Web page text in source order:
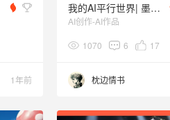
1年前
我的AI平行世界| 墨白IP形象定制系列作品
AI创作-AI作品
1070 6 17
枕边情书